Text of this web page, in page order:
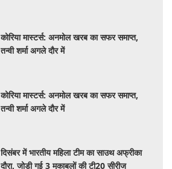
कोरिया मास्टर्स: अनमोल खरब का सफर समाप्त,
तन्वी शर्मा अगले दौर में
कोरिया मास्टर्स: अनमोल खरब का सफर समाप्त,
तन्वी शर्मा अगले दौर में
दिसंबर में भारतीय महिला टीम का साउथ अफ्रीका
दौरा, जोड़ी गई 3 मुकाबलों की टी20 सीरीज